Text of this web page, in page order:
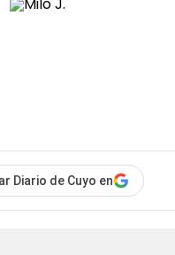
Diario de Cuyo en